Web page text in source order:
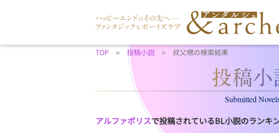
TOP 投稿小説 叔父甥の検索結果
Submitted
アルファポリスで投稿されているBL小説のランキン